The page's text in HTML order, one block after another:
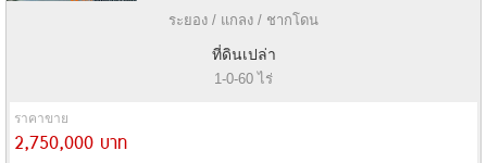
ระยอง / แกลง / ชากโดน
ที่ดินเปล่า
1-0-60 ไร่
ราคาขาย
2,750,000 บาท